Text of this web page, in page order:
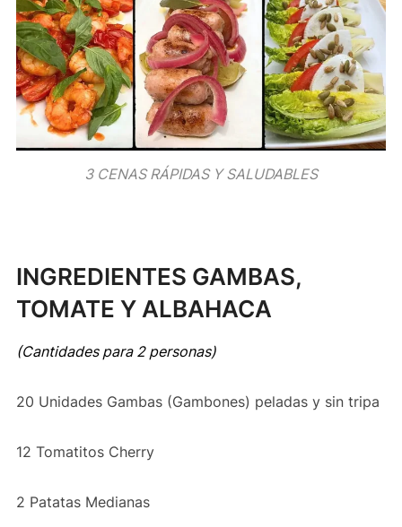
3 CENAS RÁPIDAS Y SALUDABLES
INGREDIENTES GAMBAS,
TOMATE Y ALBAHACA
(Cantidades para 2 personas)
20 Unidades Gambas (Gambones) peladas y sin tripa
12 Tomatitos Cherry
2 Patatas Medianas